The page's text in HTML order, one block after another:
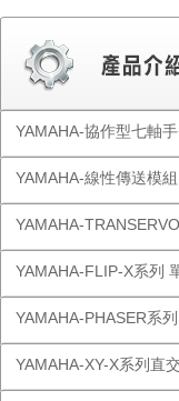
YAMAHA-協作型七軸手
YAMAHA-線性傳送模組
YAMAHA-
YAMAHA-FLIP-X系列
YAMAHA-PHASER系列
YAMAHA-XY-X系列直